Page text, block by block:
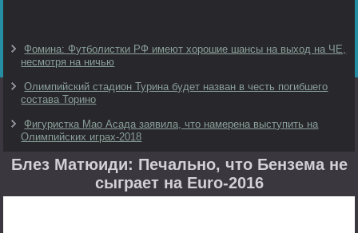
Фомина: Футболистки РФ имеют хорошие шансы на выход на ЧЕ,
несмотря на ничью
Олимпийский стадион Турина будет назван в честь погибшего
состава Торино
Фигуристка Мао Асада заявила, что намерена выступить на
Олимпийских играх-2018
Блез Матюиди: Печально, что Бензема не
сыграет на Euro-2016